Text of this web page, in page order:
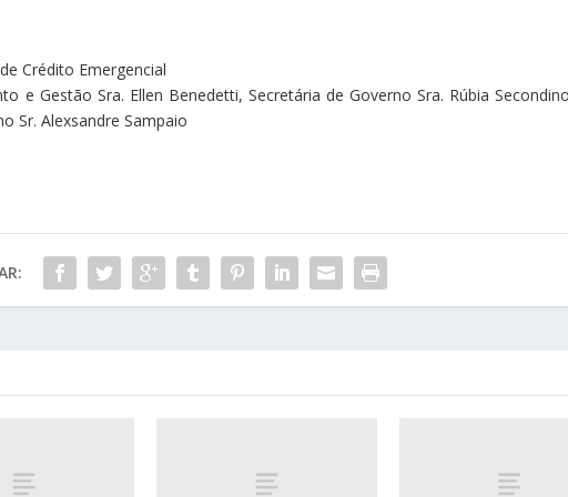
Crédito Emergencial
e Gestão Sra. Ellen Benedetti, Secretária de Governo Sra. Rúbia
Sr. Alexsandre Sampaio